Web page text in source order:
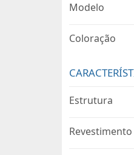
Modelo
Coloração
Estrutura
Revestimento